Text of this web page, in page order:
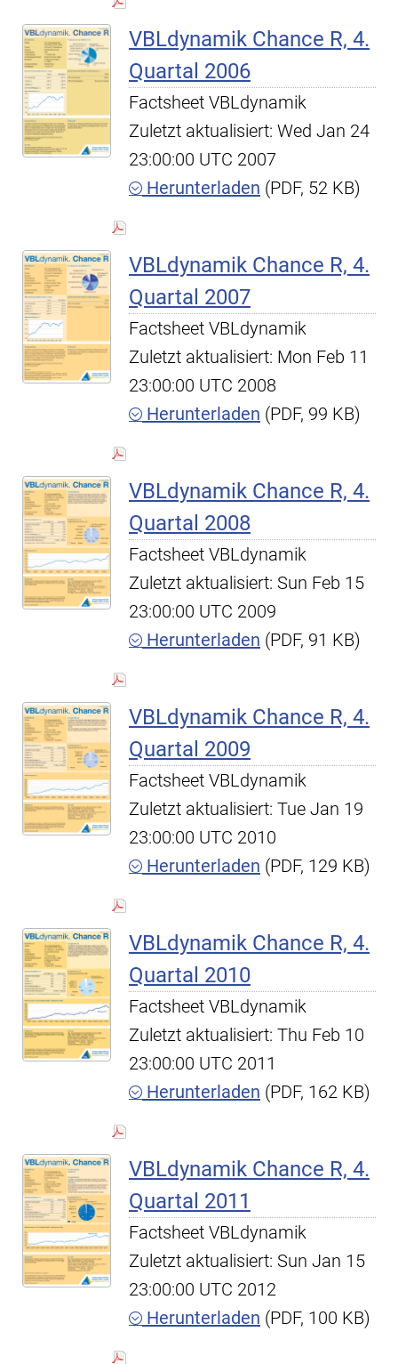
VBLdynamik Chance R, 4.
Quartal 2006
Factsheet VBLdynamik
Zuletzt aktualisiert: Wed Jan 24
23:00:00 UTC 2007
Herunterladen (PDF, 52 KB)
VBLdynamik Chance R, 4.
Quartal 2007
Factsheet VBLdynamik
Zuletzt aktualisiert: Mon Feb 11
23:00:00 UTC 2008
Herunterladen (PDF, 99 KB)
VBLdynamik Chance R, 4.
Quartal 2008
Factsheet VBLdynamik
Zuletzt aktualisiert: Sun Feb 15
23:00:00 UTC 2009
Herunterladen (PDF, 91 KB)
VBLdynamik Chance R, 4.
Quartal 2009
Factsheet VBLdynamik
Zuletzt aktualisiert: Tue Jan 19
23:00:00 UTC 2010
Herunterladen (PDF, 129 KB)
VBLdynamik Chance R, 4.
Quartal 2010
Factsheet VBLdynamik
Zuletzt aktualisiert: Thu Feb 10
23:00:00 UTC 2011
Herunterladen (PDF, 162 KB)
VBLdynamik Chance R, 4.
Quartal 2011
Factsheet VBLdynamik
Zuletzt aktualisiert: Sun Jan 15
23:00:00 UTC 2012
Herunterladen (PDF, 100 KB)